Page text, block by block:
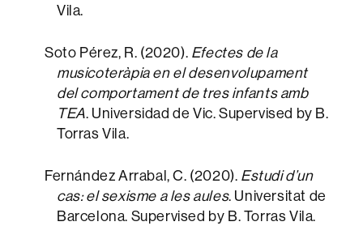
Vila.
Soto Pérez, R. (2020). Efectes de la
musicoteràpia en el desenvolupament
del comportament de tres infants amb
TEA. Universidad de Vic. Supervised by B.
Torras Vila.
Fernández Arrabal, C. (2020). Estudi d’un
cas: el sexisme a les aules. Universitat de
Barcelona. Supervised by B. Torras Vila.